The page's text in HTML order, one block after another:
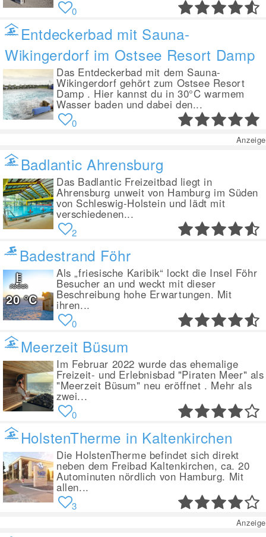
0
Entdeckerbad mit Sauna-
Wikingerdorf im Ostsee Resort Damp
Das Entdeckerbad mit dem Sauna-
Wikingerdorf gehört zum Ostsee Resort
Damp . Hier kannst du in 30°C warmem
Wasser baden und dabei den...
0
Anzeige
Badlantic Ahrensburg
Das Badlantic Freizeitbad liegt in
Ahrensburg unweit von Hamburg im Süden
von Schleswig-Holstein und lädt mit
verschiedenen...
2
Badestrand Föhr
Als „friesische Karibik“ lockt die Insel Föhr
Besucher an und weckt mit dieser
Beschreibung hohe Erwartungen. Mit
ihren...
20°C
0
Meerzeit Büsum
Im Februar 2022 wurde das ehemalige
Freizeit- und Erlebnisbad "Piraten Meer" als
"Meerzeit Büsum" neu eröffnet . Mehr als
zwei...
0
HolstenTherme in Kaltenkirchen
Die HolstenTherme befindet sich direkt
neben dem Freibad Kaltenkirchen, ca. 20
Autominuten nördlich von Hamburg. Mit
allen...
3
Anzeige